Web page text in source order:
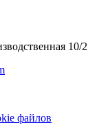
10/2
файлов